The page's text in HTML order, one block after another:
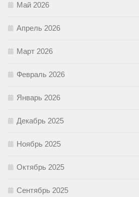
Май 2026
Апрель 2026
Март 2026
Февраль 2026
Январь 2026
Декабрь 2025
Ноябрь 2025
Октябрь 2025
Сентябрь 2025